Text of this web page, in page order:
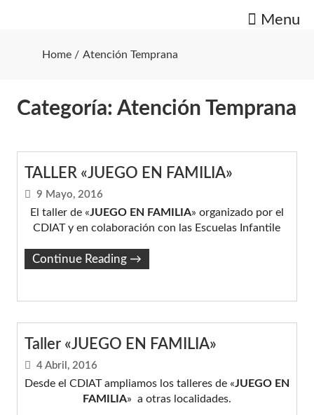
Menu
Home Atención Temprana
Categoría: Atención Temprana
TALLER «JUEGO EN FAMILIA»
9 Mayo, 2016
El taller de «JUEGO EN FAMILIA» organizado por el
CDIAT y en colaboración con las Escuelas Infantile
Continue Reading →
Taller «JUEGO EN FAMILIA»
4 Abril, 2016
Desde el CDIAT ampliamos los talleres de «JUEGO EN
FAMILIA» a otras localidades.